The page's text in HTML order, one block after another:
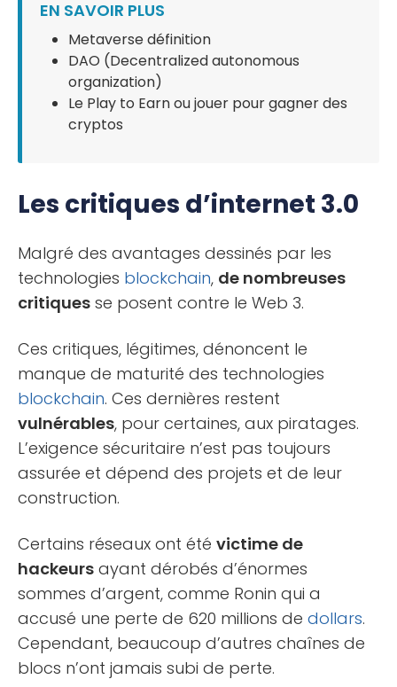
EN SAVOIR PLUS
Metaverse définition
DAO (Decentralized autonomous
organization)
Le Play to Earn ou jouer pour gagner des
cryptos
Les critiques d’internet 3.0
Malgré des avantages dessinés par les
technologies blockchain, de nombreuses
critiques se posent contre le Web 3.
Ces critiques, légitimes, dénoncent le
manque de maturité des technologies
blockchain. Ces dernières restent
vulnérables, pour certaines, aux piratages.
L’exigence sécuritaire n’est pas toujours
assurée et dépend des projets et de leur
construction.
Certains réseaux ont été victime de
hackeurs ayant dérobés d’énormes
sommes d’argent, comme Ronin qui a
accusé une perte de 620 millions de dollars.
Cependant, beaucoup d’autres chaînes de
blocs n’ont jamais subi de perte.